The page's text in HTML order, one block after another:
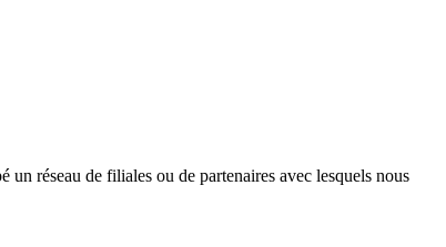
réseau de filiales ou de partenaires avec lesquels nous